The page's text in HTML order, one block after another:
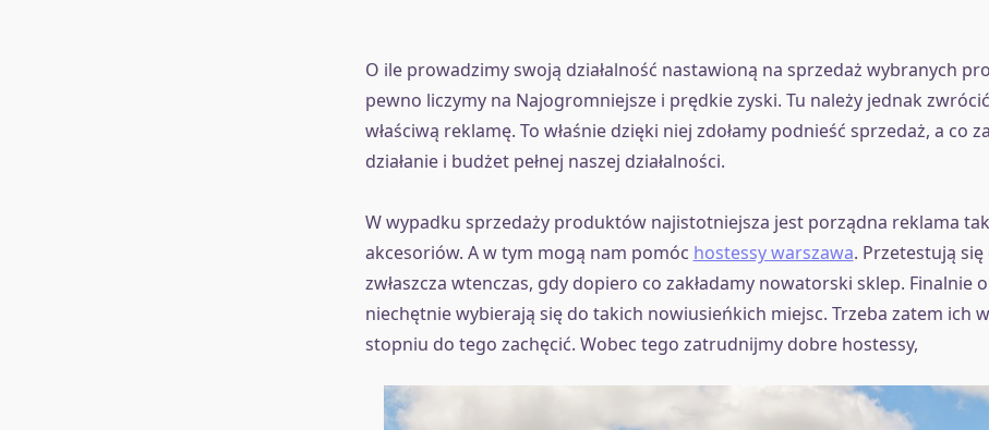
O ile prowadzimy swoją działalność nastawioną na sprzedaż wybranych
pewno liczymy na Najogromniejsze i prędkie zyski. Tu należy jednak
właściwą reklamę. To właśnie dzięki niej zdołamy podnieść sprzedaż, a co
działanie i budżet pełnej naszej działalności.
W wypadku sprzedaży produktów najistotniejsza jest porządna reklama
akcesoriów. A w tym mogą nam pomóc hostessy warszawa. Przetestują się
zwłaszcza wtenczas, gdy dopiero co zakładamy nowatorski sklep. Finalnie
niechętnie wybierają się do takich nowiusieńkich miejsc. Trzeba zatem ich
stopniu do tego zachęcić. Wobec tego zatrudnijmy dobre hostessy,